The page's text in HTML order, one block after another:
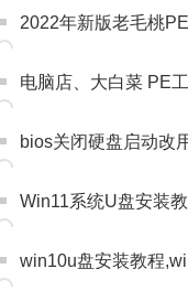
2022年新版老毛桃
电脑店、大白菜 PE
bios关闭硬盘启动改
Win11系统U盘安装
win10u盘安装教程